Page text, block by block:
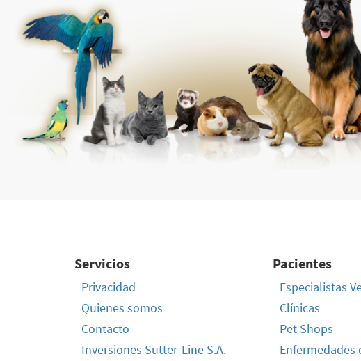
Servicios
Privacidad
Quienes somos
Contacto
Inversiones Sutter-Line S.A.
Pacientes
Especialistas
Clínicas
Pet Shops
Enfermedades